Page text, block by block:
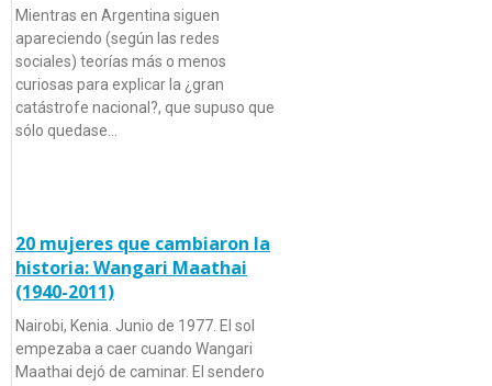
Mientras en Argentina siguen
apareciendo (según las redes
sociales) teorías más o menos
curiosas para explicar la ¿gran
catástrofe nacional?, que supuso que
sólo quedase…
20 mujeres que cambiaron la
historia: Wangari Maathai
(1940-2011)
Nairobi, Kenia. Junio de 1977. El sol
empezaba a caer cuando Wangari
Maathai dejó de caminar. El sendero